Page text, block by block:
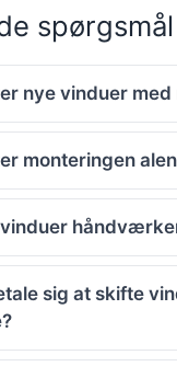
spørgsmål
nye vinduer med
monteringen
sig at skifte